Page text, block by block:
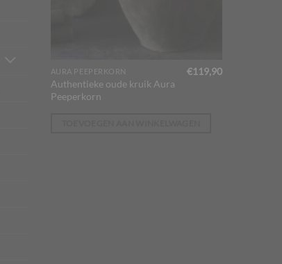
AURA PEEPERKORN
Authentieke oude kruik Aura
Peeperkorn
€119,90